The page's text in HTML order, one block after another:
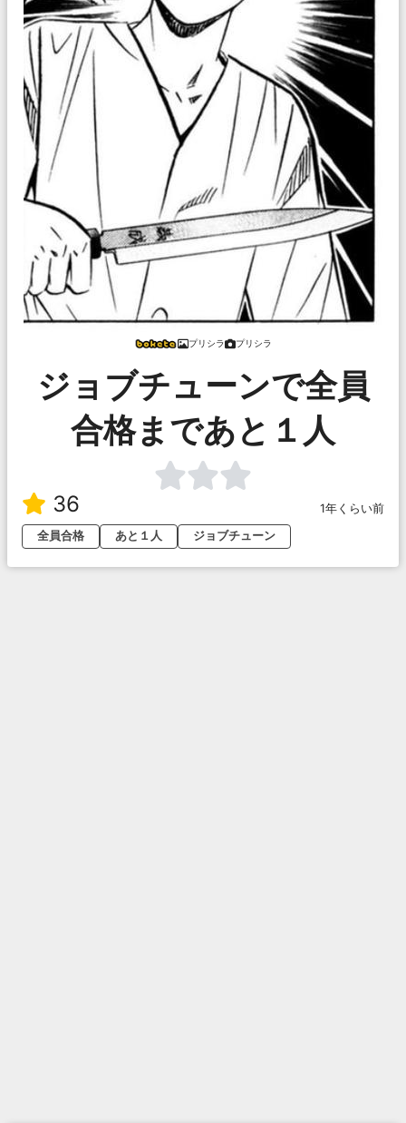
プリシラ プリシラ
ジョブチューンで全員
合格まであと１人
36
1年くらい前
全員合格
あと１人 ジョブチューン